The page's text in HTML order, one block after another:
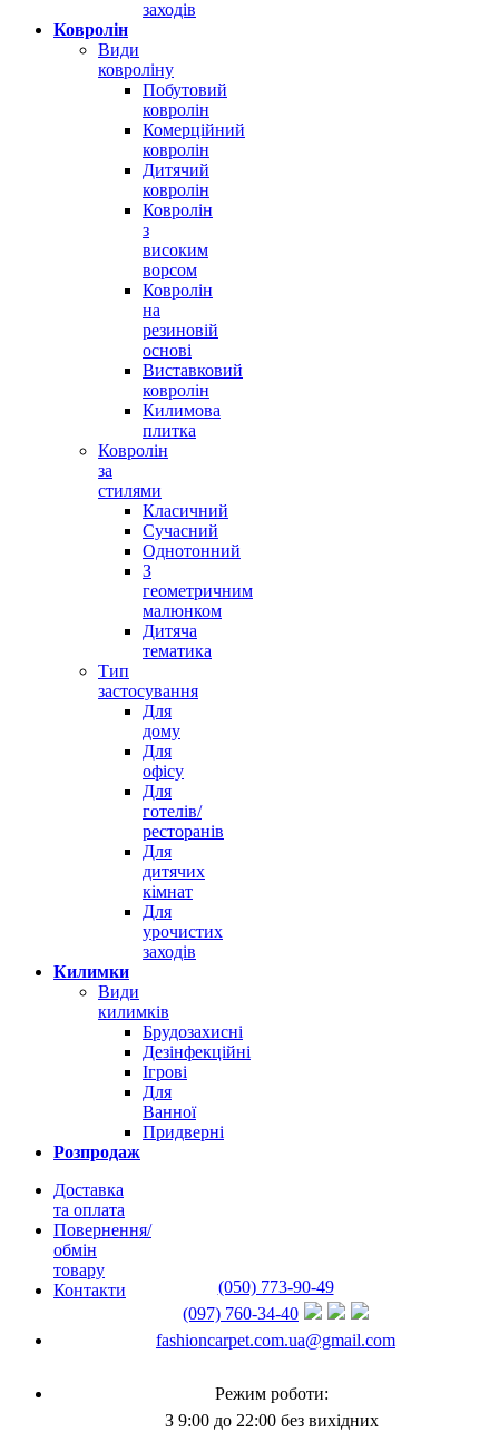
заходів
Ковролін
Види
ковроліну
Побутовий
ковролін
Комерційний
ковролін
Дитячий
ковролін
Ковролін
з
високим
ворсом
Ковролін
на
резиновій
основі
Виставковий
ковролін
Килимова
плитка
Ковролін
за
стилями
Класичний
Сучасний
Однотонний
З
геометричним
малюнком
Дитяча
тематика
Тип
застосування
Для
дому
Для
офісу
Для
готелів/
ресторанів
Для
дитячих
кімнат
Для
урочистих
заходів
Килимки
Види
килимків
Брудозахисні
Дезінфекційні
Ігрові
Для
Ванної
Придверні
Розпродаж
Доставка
та оплата
Повернення/
обмін
товару
Контакти
(050) 773-90-49
(097) 760-34-40
fashioncarpet.com.ua@gmail.com
Режим роботи:
З 9:00 до 22:00 без вихідних